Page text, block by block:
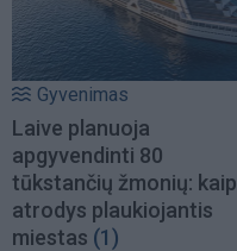
Gyvenimas
Laive planuoja
apgyvendinti 80
tūkstančių žmonių: kaip
atrodys plaukiojantis
miestas (1)